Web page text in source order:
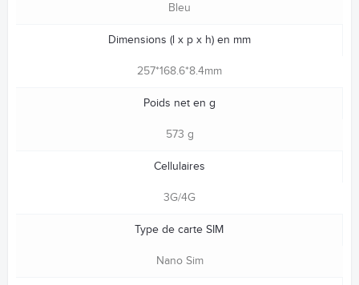
Bleu
Dimensions (l x p x h) en mm
257*168.6*8.4mm
Poids net en g
573 g
Cellulaires
3G/4G
Type de carte SIM
Nano Sim